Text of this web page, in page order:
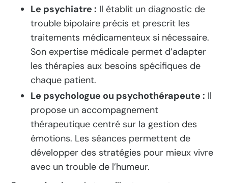
Le psychiatre : Il établit un diagnostic de
trouble bipolaire précis et prescrit les
traitements médicamenteux si nécessaire.
Son expertise médicale permet d’adapter
les thérapies aux besoins spécifiques de
chaque patient.
Le psychologue ou psychothérapeute : Il
propose un accompagnement
thérapeutique centré sur la gestion des
émotions. Les séances permettent de
développer des stratégies pour mieux vivre
avec un trouble de l’humeur.